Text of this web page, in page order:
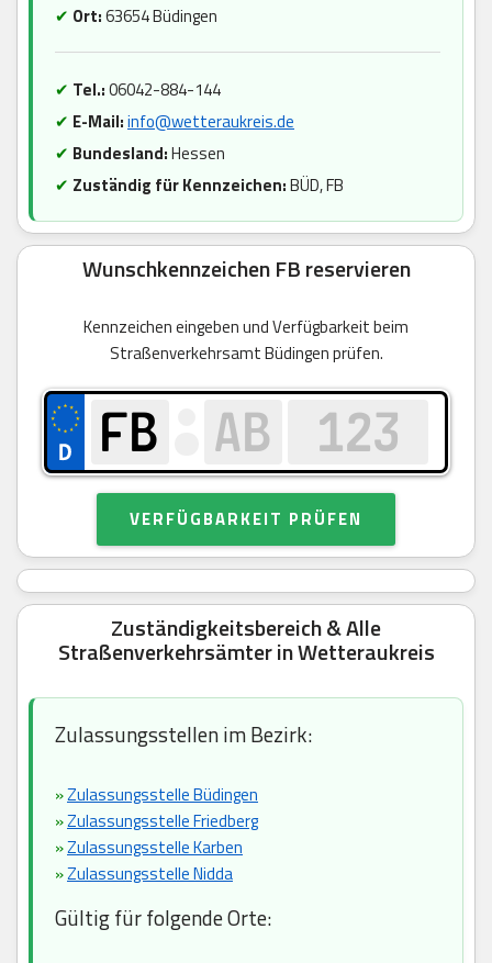
✔ Ort:63654 Büdingen
✔ Tel.:06042-884-144
✔ E-Mail:info@wetteraukreis.de
✔ Bundesland:Hessen
✔ Zuständig für Kennzeichen:BÜD, FB
Wunschkennzeichen FB reservieren
Kennzeichen eingeben und Verfügbarkeit beim
Straßenverkehrsamt Büdingen prüfen.
VERFÜGBARKEIT PRÜFEN
Zuständigkeitsbereich & Alle
Straßenverkehrsämter in Wetteraukreis
Zulassungsstellen im Bezirk:
»Zulassungsstelle Büdingen
»Zulassungsstelle Friedberg
»Zulassungsstelle Karben
»Zulassungsstelle Nidda
Gültig für folgende Orte: